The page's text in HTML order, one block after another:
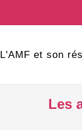
L'AMF et son
Les